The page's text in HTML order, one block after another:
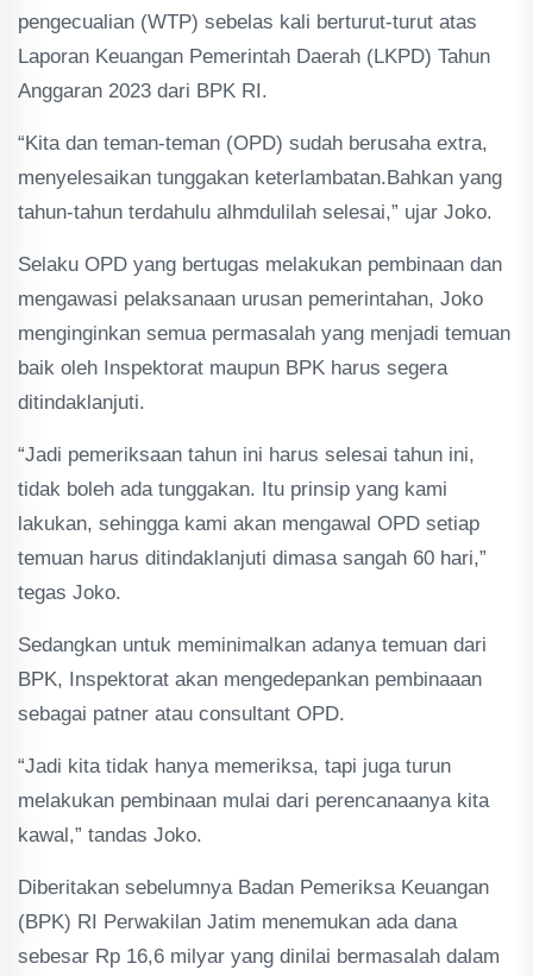
pengecualian (WTP) sebelas kali berturut-turut atas
Laporan Keuangan Pemerintah Daerah (LKPD) Tahun
Anggaran 2023 dari BPK RI.
“Kita dan teman-teman (OPD) sudah berusaha extra,
menyelesaikan tunggakan keterlambatan.Bahkan yang
tahun-tahun terdahulu alhmdulilah selesai,” ujar Joko.
Selaku OPD yang bertugas melakukan pembinaan dan
mengawasi pelaksanaan urusan pemerintahan, Joko
menginginkan semua permasalah yang menjadi temuan
baik oleh Inspektorat maupun BPK harus segera
ditindaklanjuti.
“Jadi pemeriksaan tahun ini harus selesai tahun ini,
tidak boleh ada tunggakan. Itu prinsip yang kami
lakukan, sehingga kami akan mengawal OPD setiap
temuan harus ditindaklanjuti dimasa sangah 60 hari,”
tegas Joko.
Sedangkan untuk meminimalkan adanya temuan dari
BPK, Inspektorat akan mengedepankan pembinaaan
sebagai patner atau consultant OPD.
“Jadi kita tidak hanya memeriksa, tapi juga turun
melakukan pembinaan mulai dari perencanaanya kita
kawal,” tandas Joko.
Diberitakan sebelumnya Badan Pemeriksa Keuangan
(BPK) RI Perwakilan Jatim menemukan ada dana
sebesar Rp 16,6 milyar yang dinilai bermasalah dalam